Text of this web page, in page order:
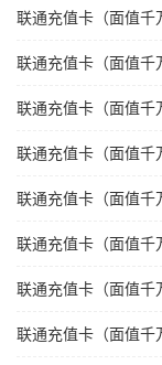
联通充值卡（面值千
联通充值卡（面值千
联通充值卡（面值千
联通充值卡（面值千
联通充值卡（面值千
联通充值卡（面值千
联通充值卡（面值千
联通充值卡（面值千